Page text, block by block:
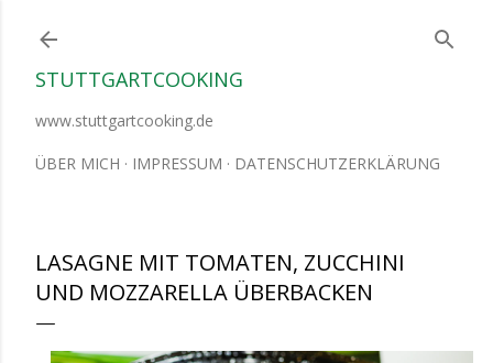
STUTTGARTCOOKING
www.stuttgartcooking.de
ÜBER MICH IMPRESSUM DATENSCHUTZERKLÄRUNG
LASAGNE MIT TOMATEN, ZUCCHINI
UND MOZZARELLA ÜBERBACKEN